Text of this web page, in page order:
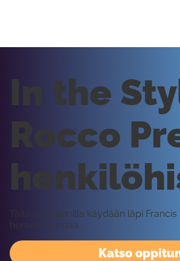
Katso
In the
Rocco
Tällä oppitunnilla käydään läpi
henkilöhistoriaa.